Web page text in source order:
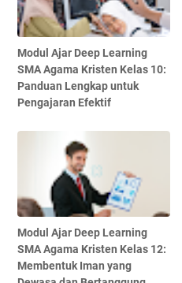
Modul Ajar Deep Learning
SMA Agama Kristen Kelas 10:
Panduan Lengkap untuk
Pengajaran Efektif
Modul Ajar Deep Learning
SMA Agama Kristen Kelas 12:
Membentuk Iman yang